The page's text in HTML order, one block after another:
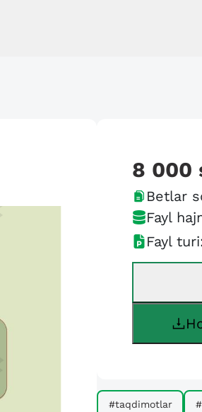
8 000
Betlar
Fayl
Fayl
#taqdimotlar